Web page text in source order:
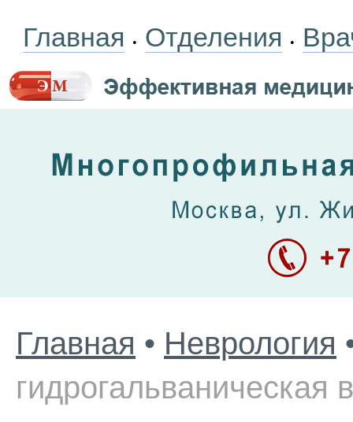
Главная • Отделения •
Главная • Неврология
гидрогальваническая